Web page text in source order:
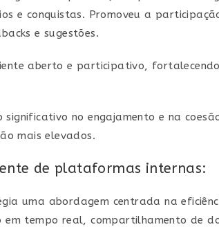
e conquistas. Promoveu a
e sugestões.
aberto e participativo,
no engajamento e na
mais elevados.
de plataformas internas:
uma abordagem centrada na
em tempo real, compartilhamento de